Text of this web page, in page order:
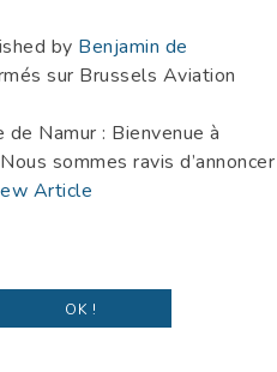
by Benjamin de
sur Brussels Aviation
Namur : Bienvenue à
sommes ravis d’annoncer
Article
OK !